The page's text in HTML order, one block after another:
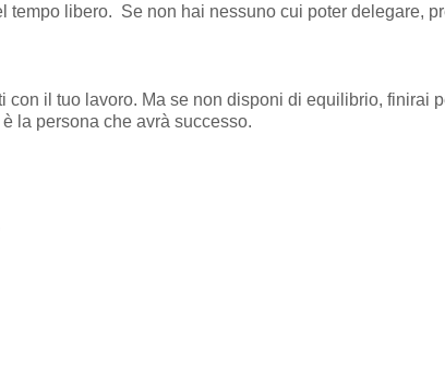
tempo libero. Se non hai nessuno cui poter delegare,
il tuo lavoro. Ma se non disponi di equilibrio, finirai
la persona che avrà successo.